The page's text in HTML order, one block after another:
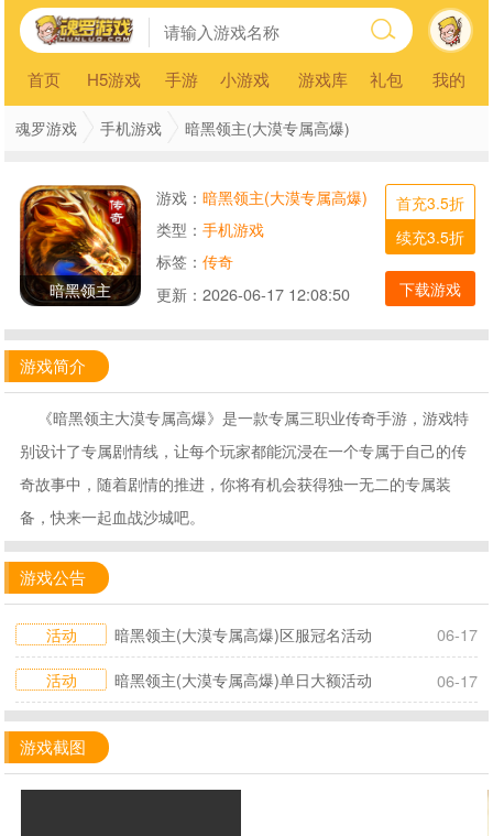
首页 H5游戏 手游 小游戏 游戏库 礼包 我的
魂罗游戏 手机游戏 暗黑领主(大漠专属高爆)
暗黑领主
游戏： 暗黑领主(大漠专属高爆)
类型： 手机游戏
标签： 传奇
更新： 2026-06-17 12:08:50
首充3.5折
续充3.5折
下载游戏
游戏简介
《暗黑领主大漠专属高爆》是一款专属三职业传奇手游，游戏特
别设计了专属剧情线，让每个玩家都能沉浸在一个专属于自己的传
奇故事中，随着剧情的推进，你将有机会获得独一无二的专属装
备，快来一起血战沙城吧。
游戏公告
活动 暗黑领主(大漠专属高爆)区服冠名活动
06-17
活动
暗黑领主(大漠专属高爆)单日大额活动 06-17
游戏截图